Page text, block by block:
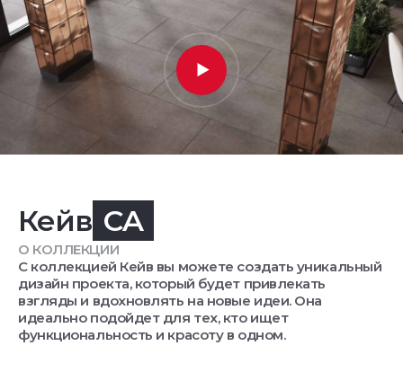
Кейв CA
О КОЛЛЕКЦИИ
С коллекцией Кейв вы можете создать уникальный
дизайн проекта, который будет привлекать
взгляды и вдохновлять на новые идеи. Она
идеально подойдет для тех, кто ищет
функциональность и красоту в одном.